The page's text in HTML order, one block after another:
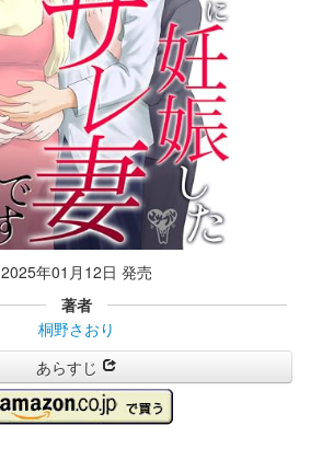
2025年01月12日 発売
著者
桐野さおり
あらすじ